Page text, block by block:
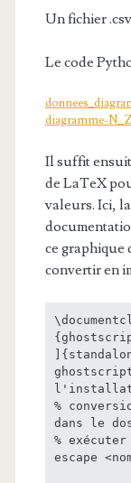
Un fichier
Le code
diagramme-
Il suffit
de LaTeX
valeurs. Ici,
ce graphique
convertir en
%
dans le
%
escape